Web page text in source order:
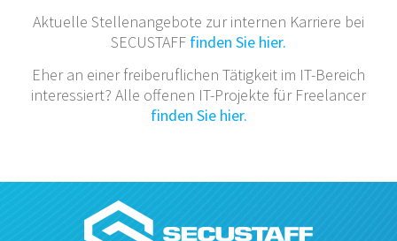
Aktuelle Stellenangebote zur internen Karriere bei
SECUSTAFF finden Sie hier.
Eher an einer freiberuflichen Tätigkeit im IT-Bereich
interessiert? Alle offenen IT-Projekte für Freelancer
finden Sie hier.